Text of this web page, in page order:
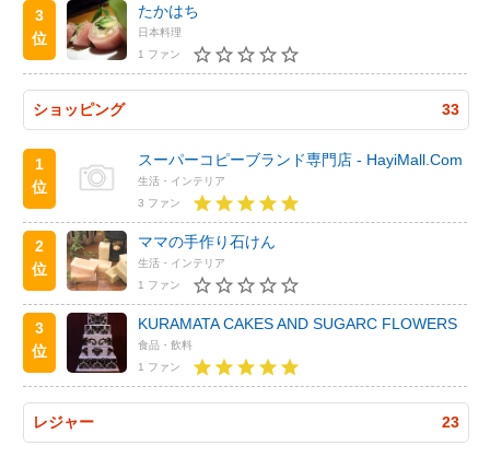
3
位
たかはち
日本料理
1 ファン
ショッピング 33
1
位
スーパーコピーブランド専門店 - HayiMall.Com
生活・インテリア
3 ファン
2
位
ママの手作り石けん
生活・インテリア
1 ファン
3
位
KURAMATA CAKES AND SUGARC FLOWERS
食品・飲料
1 ファン
レジャー 23